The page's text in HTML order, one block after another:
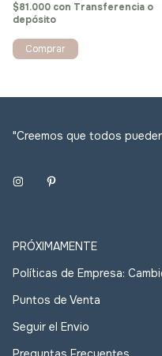
$81.000 con Transferencia o
depósito
"Creemos que todos
PRÓXIMAMENTE
Políticas de Empresa:
Puntos de Venta
Seguir el Envio